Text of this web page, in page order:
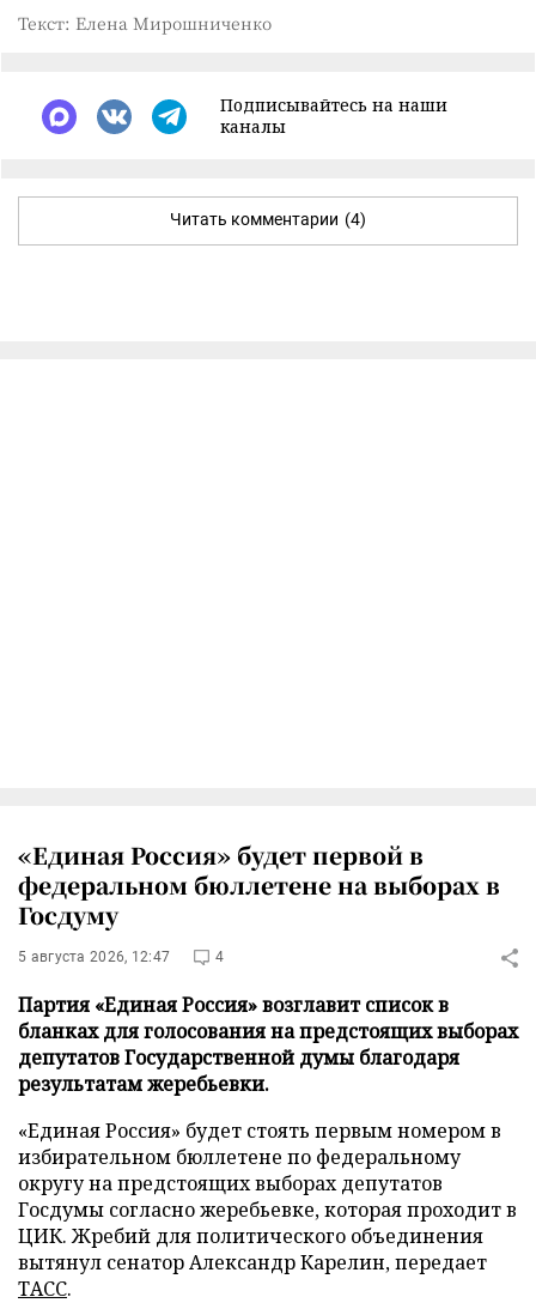
Текст: Елена Мирошниченко
Подписывайтесь на наши
каналы
Читать комментарии (4)
«Единая Россия» будет первой в
федеральном бюллетене на выборах в
Госдуму
5 августа 2026, 12:47 4
Партия «Единая Россия» возглавит список в
бланках для голосования на предстоящих выборах
депутатов Государственной думы благодаря
результатам жеребьевки.
«Единая Россия» будет стоять первым номером в
избирательном бюллетене по федеральному
округу на предстоящих выборах депутатов
Госдумы согласно жеребьевке, которая проходит в
ЦИК. Жребий для политического объединения
вытянул сенатор Александр Карелин, передает
ТАСС.